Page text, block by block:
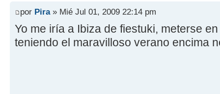
por Pira» Mié Jul 01, 2009 22:14 pm
Yo me iría a Ibiza de fiestuki, meterse
teniendo el maravilloso verano encima